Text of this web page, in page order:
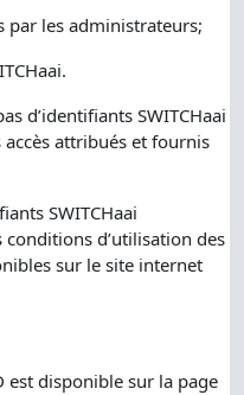
par les administrateurs;
d’identifiants SWITCHaai
accès attribués et fournis
SWITCHaai
conditions d’utilisation des
sur le site internet
est disponible sur la page